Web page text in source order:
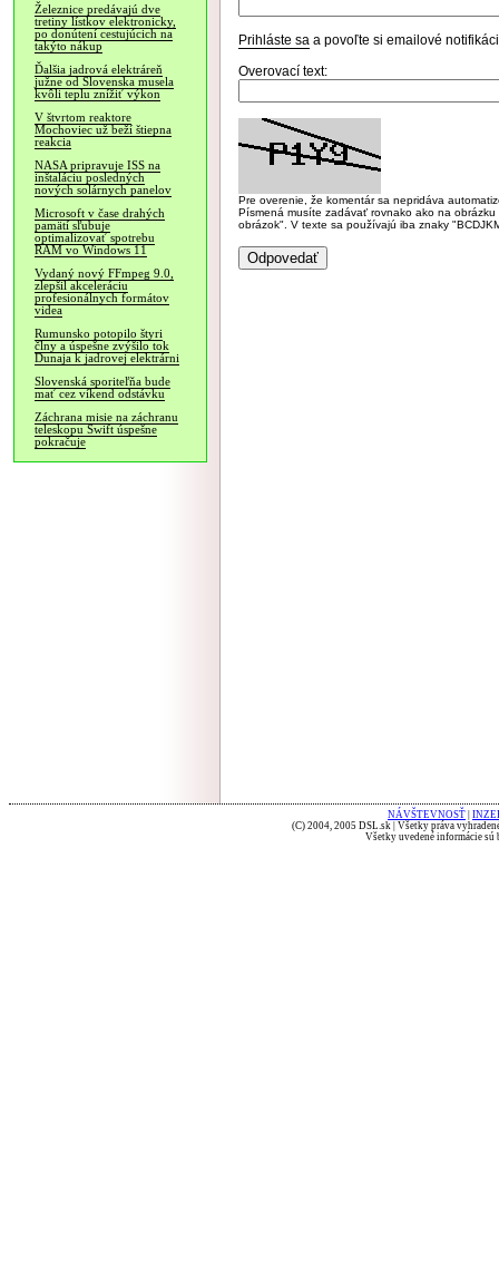
Železnice predávajú dve
tretiny lístkov elektronicky,
po donútení cestujúcich na
takýto nákup
Ďalšia jadrová elektráreň
južne od Slovenska musela
kvôli teplu znížiť výkon
V štvrtom reaktore
Mochoviec už beží štiepna
reakcia
NASA pripravuje ISS na
inštaláciu posledných
nových solárnych panelov
Microsoft v čase drahých
pamätí sľubuje
optimalizovať spotrebu
RAM vo Windows 11
Vydaný nový FFmpeg 9.0,
zlepšil akceleráciu
profesionálnych formátov
videa
Rumunsko potopilo štyri
člny a úspešne zvýšilo tok
Dunaja k jadrovej elektrárni
Slovenská sporiteľňa bude
mať cez víkend odstávku
Záchrana misie na záchranu
teleskopu Swift úspešne
pokračuje
Prihláste sa a povoľte si emailové
Overovací text:
Pre overenie, že komentár sa nepridáva
Písmená musíte zadávať rovnako ako na
obrázok". V texte sa používajú iba znaky
NÁVŠTEVNOSŤ
(C) 2004, 2005 DSL.sk | Všetky práva
Všetky uvedené informácie sú